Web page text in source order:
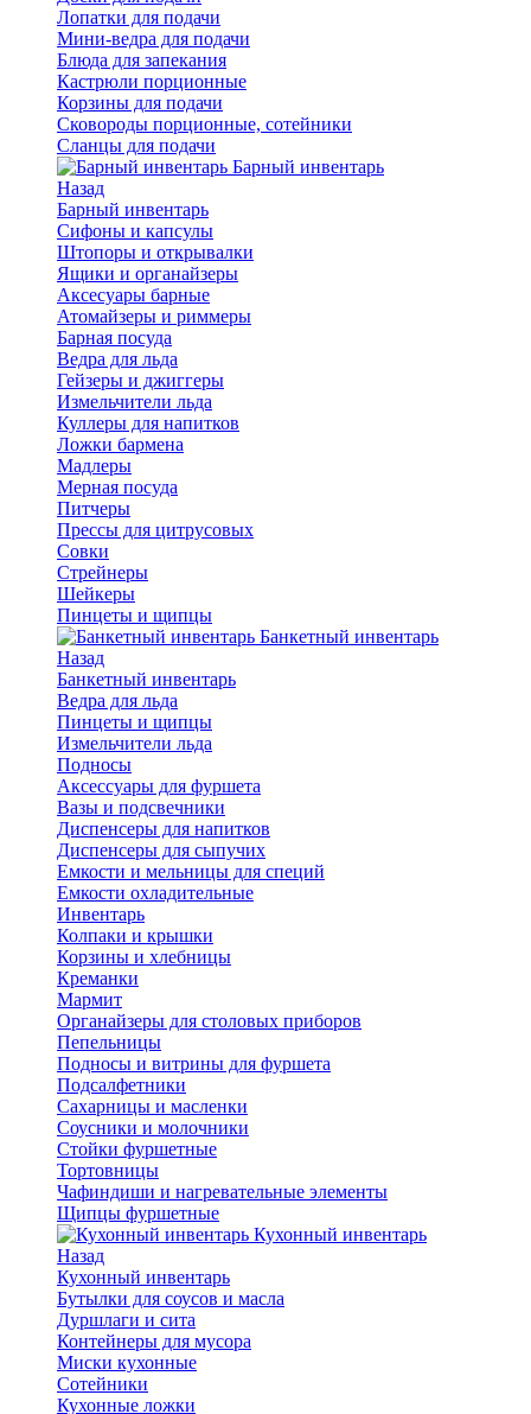
Лопатки для подачи
Мини-ведра для подачи
Блюда для запекания
Кастрюли порционные
Корзины для подачи
Сковороды порционные, сотейники
Сланцы для подачи
Барный инвентарь
Назад
Барный инвентарь
Сифоны и капсулы
Штопоры и открывалки
Ящики и органайзеры
Аксесуары барные
Атомайзеры и риммеры
Барная посуда
Ведра для льда
Гейзеры и джиггеры
Измельчители льда
Куллеры для напитков
Ложки бармена
Мадлеры
Мерная посуда
Питчеры
Прессы для цитрусовых
Совки
Стрейнеры
Шейкеры
Пинцеты и щипцы
Банкетный инвентарь
Назад
Банкетный инвентарь
Ведра для льда
Пинцеты и щипцы
Измельчители льда
Подносы
Аксессуары для фуршета
Вазы и подсвечники
Диспенсеры для напитков
Диспенсеры для сыпучих
Емкости и мельницы для специй
Емкости охладительные
Инвентарь
Колпаки и крышки
Корзины и хлебницы
Креманки
Мармит
Органайзеры для столовых приборов
Пепельницы
Подносы и витрины для фуршета
Подсалфетники
Сахарницы и масленки
Соусники и молочники
Стойки фуршетные
Тортовницы
Чафиндиши и нагревательные элементы
Щипцы фуршетные
Кухонный инвентарь
Назад
Кухонный инвентарь
Бутылки для соусов и масла
Дуршлаги и сита
Контейнеры для мусора
Миски кухонные
Сотейники
Кухонные ложки